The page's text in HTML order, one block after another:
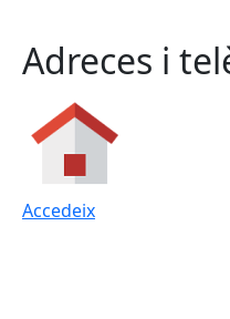
Adreces i
Accedeix